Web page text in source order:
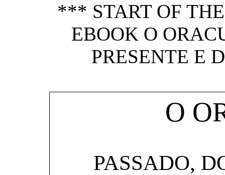
*** START OF
EBOOK O
PRESENTE E
O
PASSADO,